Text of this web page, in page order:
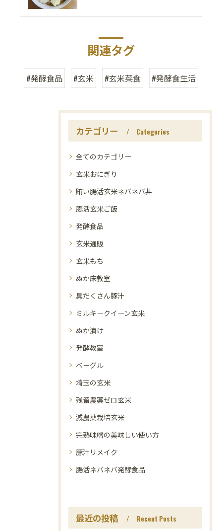
関連タグ
#発酵食品 #玄米 #玄米菜食 #発酵食生活
カテゴリー Categories
全てのカテゴリー
玄米おにぎり
賄い腸活玄米ネバネバ丼
腸活玄米ご飯
発酵食品
玄米通販
玄米もち
ぬか床教室
具だくさん豚汁
ミルキークイーン玄米
ぬか漬け
発酵教室
ベーグル
埼玉の玄米
残留農薬ゼロ玄米
減農薬栽培玄米
完熟味噌の美味しい使い方
豚汁リメイク
腸活ネバネバ発酵食品
最近の投稿 Recent Posts